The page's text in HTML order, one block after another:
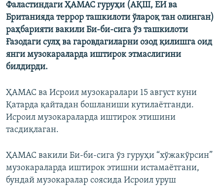
Фаластиндаги ҲАМАС гуруҳи (АҚШ, ЕИ ва
Британияда террор ташкилоти ўлароқ тан олинган)
раҳбарияти вакили Би-би-сига ўз ташкилоти
Ғазодаги сулҳ ва гаровдагиларни озод қилишга оид
янги музокараларда иштирок этмаслигини
билдирди.
ҲАМАС ва Исроил музокаралари 15 август куни
Қатарда қайтадан бошланиши кутилаётганди.
Исроил музокараларда иштирок этишини
тасдиқлаган.
ҲАМАС вакили Би-би-сига ўз гуруҳи “хўжакўрсин”
музокараларда иштирок этишни истамаётгани,
бундай музокаралар соясида Исроил уруш